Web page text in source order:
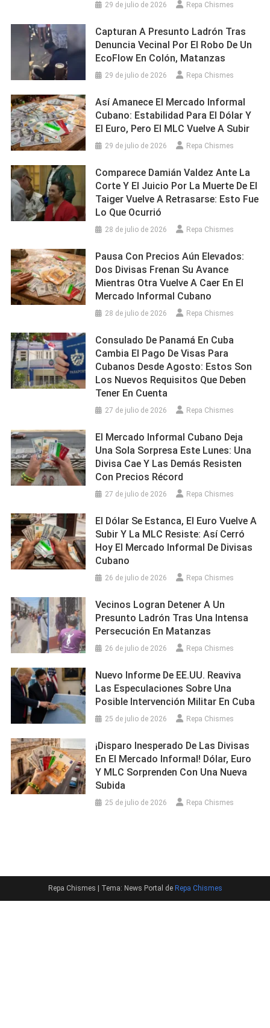
29 de julio de 2026 Repa Chismes
Capturan A Presunto Ladrón Tras
Denuncia Vecinal Por El Robo De Un
EcoFlow En Colón, Matanzas
29 de julio de 2026 Repa Chismes
Así Amanece El Mercado Informal
Cubano: Estabilidad Para El Dólar Y
El Euro, Pero El MLC Vuelve A Subir
29 de julio de 2026 Repa Chismes
Comparece Damián Valdez Ante La
Corte Y El Juicio Por La Muerte De El
Taiger Vuelve A Retrasarse: Esto Fue
Lo Que Ocurrió
28 de julio de 2026 Repa Chismes
Pausa Con Precios Aún Elevados:
Dos Divisas Frenan Su Avance
Mientras Otra Vuelve A Caer En El
Mercado Informal Cubano
28 de julio de 2026 Repa Chismes
Consulado De Panamá En Cuba
Cambia El Pago De Visas Para
Cubanos Desde Agosto: Estos Son
Los Nuevos Requisitos Que Deben
Tener En Cuenta
27 de julio de 2026 Repa Chismes
El Mercado Informal Cubano Deja
Una Sola Sorpresa Este Lunes: Una
Divisa Cae Y Las Demás Resisten
Con Precios Récord
27 de julio de 2026 Repa Chismes
El Dólar Se Estanca, El Euro Vuelve A
Subir Y La MLC Resiste: Así Cerró
Hoy El Mercado Informal De Divisas
Cubano
26 de julio de 2026 Repa Chismes
Vecinos Logran Detener A Un
Presunto Ladrón Tras Una Intensa
Persecución En Matanzas
26 de julio de 2026 Repa Chismes
Nuevo Informe De EE.UU. Reaviva
Las Especulaciones Sobre Una
Posible Intervención Militar En Cuba
25 de julio de 2026 Repa Chismes
¡Disparo Inesperado De Las Divisas
En El Mercado Informal! Dólar, Euro
Y MLC Sorprenden Con Una Nueva
Subida
25 de julio de 2026 Repa Chismes
Repa Chismes Tema: News Portal de Repa Chismes